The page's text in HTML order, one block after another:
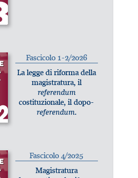
Fascicolo 1-2/2026
La legge di riforma della
magistratura, il
referendum
costituzionale, il dopo-
referendum.
Fascicolo 4/2025
Magistratura